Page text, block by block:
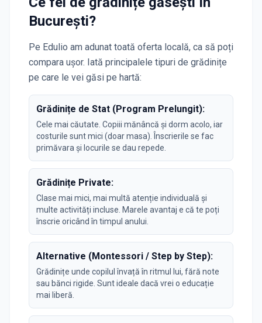
București?
Pe Edulio am adunat toată oferta locală, ca să poți
compara ușor. Iată principalele tipuri de grădinițe
pe care le vei găsi pe hartă:
Grădinițe de Stat (Program Prelungit):
Cele mai căutate. Copiii mănâncă și dorm acolo, iar
costurile sunt mici (doar masa). Înscrierile se fac
primăvara și locurile se dau repede.
Grădinițe Private:
Clase mai mici, mai multă atenție individuală și
multe activități incluse. Marele avantaj e că te poți
înscrie oricând în timpul anului.
Alternative (Montessori / Step by Step):
Grădinițe unde copilul învață în ritmul lui, fără note
sau bănci rigide. Sunt ideale dacă vrei o educație
mai liberă.